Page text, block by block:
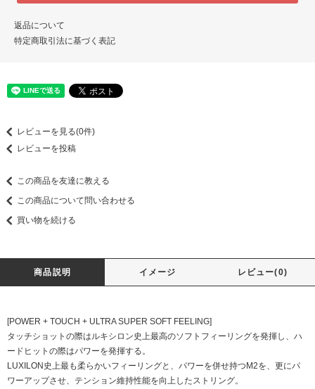
返品について
特定商取引法に基づく表記
レビューを見る(0件)
レビューを投稿
この商品を友達に教える
この商品について問い合わせる
買い物を続ける
商品説明 イメージ レビュー(0)
[POWER + TOUCH + ULTRA SUPER SOFT FEELING]
タッチショットの際はルキシロン史上最高のソフトフィーリングを発揮し、ハ
ードヒットの際はパワーを発揮する。
LUXILON史上最も柔らかいフィーリングと、パワーを併せ持つM2を、更にパ
ワーアップさせ、テンション維持性能を向上したストリング。